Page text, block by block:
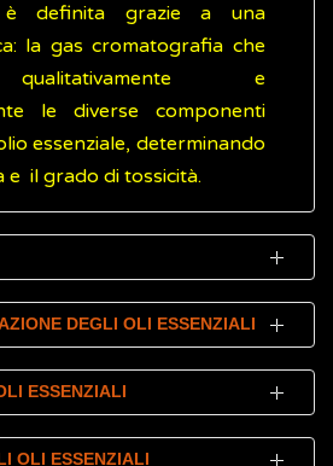
è definita grazie a una
la gas cromatografia che
e
le diverse componenti
essenziale, determinando
e il grado di tossicità.
(OE) sono utilizzati in tutto il
e con scopi diversi. Le
risalgono al Neolitico,
risalente a oltre 4.000 anni
a.C.). In quell'epoca gli oli
DEGLI OLI ESSENZIALI
degli oli essenziali (OE)
classificati in due categorie:
classici
ESSENZIALI
degli oli essenziali (OE) è
OLI ESSENZIALI